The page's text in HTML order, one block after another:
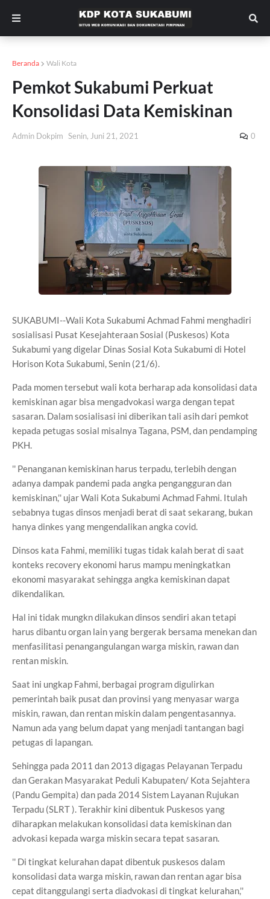
Beranda Wali Kota
Pemkot Sukabumi Perkuat
Konsolidasi Data Kemiskinan
Admin Dokpim Senin, Juni 21, 2021 0
SUKABUMI--Wali Kota Sukabumi Achmad Fahmi menghadiri
sosialisasi Pusat Kesejahteraan Sosial (Puskesos) Kota
Sukabumi yang digelar Dinas Sosial Kota Sukabumi di Hotel
Horison Kota Sukabumi, Senin (21/6).
Pada momen tersebut wali kota berharap ada konsolidasi data
kemiskinan agar bisa mengadvokasi warga dengan tepat
sasaran. Dalam sosialisasi ini diberikan tali asih dari pemkot
kepada petugas sosial misalnya Tagana, PSM, dan pendamping
PKH.
'' Penanganan kemiskinan harus terpadu, terlebih dengan
adanya dampak pandemi pada angka pengangguran dan
kemiskinan,'' ujar Wali Kota Sukabumi Achmad Fahmi. Itulah
sebabnya tugas dinsos menjadi berat di saat sekarang, bukan
hanya dinkes yang mengendalikan angka covid.
Dinsos kata Fahmi, memiliki tugas tidak kalah berat di saat
konteks recovery ekonomi harus mampu meningkatkan
ekonomi masyarakat sehingga angka kemiskinan dapat
dikendalikan.
Hal ini tidak mungkn dilakukan dinsos sendiri akan tetapi
harus dibantu organ lain yang bergerak bersama menekan dan
menfasilitasi penangangulangan warga miskin, rawan dan
rentan miskin.
Saat ini ungkap Fahmi, berbagai program digulirkan
pemerintah baik pusat dan provinsi yang menyasar warga
miskin, rawan, dan rentan miskin dalam pengentasannya.
Namun ada yang belum dapat yang menjadi tantangan bagi
petugas di lapangan.
Sehingga pada 2011 dan 2013 digagas Pelayanan Terpadu
dan Gerakan Masyarakat Peduli Kabupaten/ Kota Sejahtera
(Pandu Gempita) dan pada 2014 Sistem Layanan Rujukan
Terpadu (SLRT ). Terakhir kini dibentuk Puskesos yang
diharapkan melakukan konsolidasi data kemiskinan dan
advokasi kepada warga miskin secara tepat sasaran.
'' Di tingkat kelurahan dapat dibentuk puskesos dalam
konsolidasi data warga miskin, rawan dan rentan agar bisa
cepat ditanggulangi serta diadvokasi di tingkat kelurahan,''